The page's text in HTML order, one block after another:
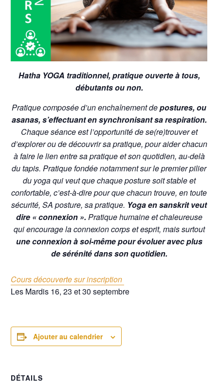
Hatha YOGA traditionnel, pratique ouverte à tous,
débutants ou non.
Pratique composée d’un enchaînement depostures, ou
asanas, s’effectuant en synchronisant sa respiration.
Chaque séance est l’opportunité de se(re)trouver et
d’explorer ou de découvrir sa pratique, pour aider chacun
à faire le lien entre sa pratique et son quotidien, au-delà
du tapis. Pratique fondée notamment sur le premier pilier
du yoga qui veut que chaque posture soit stable et
confortable, c’est-à-dire pour que chacun trouve, en toute
sécurité, SA posture, sa pratique. Yoga en sanskrit veut
dire « connexion ».Pratique humaine et chaleureuse
qui encourage la connexion corps et esprit, mais surtout
une connexion à soi-même pour évoluer avec plus
de sérénité dans son quotidien.
Cours découverte sur inscription
Les Mardis 16, 23 et 30 septembre
Ajouter au calendrier
DÉTAILS